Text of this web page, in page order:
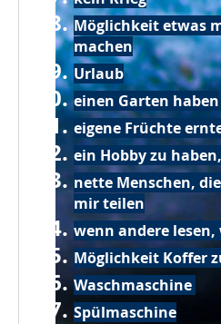
Möglichkeit etwas
machen
Urlaub
einen Garten haben
eigene Früchte
ein Hobby zu
nette Menschen,
mir teilen
wenn andere lesen,
Möglichkeit Koffer
Waschmaschine
Spülmaschine